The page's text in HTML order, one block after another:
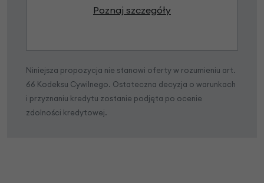
Poznaj szczegóły
Niniejsza propozycja nie stanowi oferty w rozumieniu art.
66 Kodeksu Cywilnego. Ostateczna decyzja o warunkach
i przyznaniu kredytu zostanie podjęta po ocenie
zdolności kredytowej.